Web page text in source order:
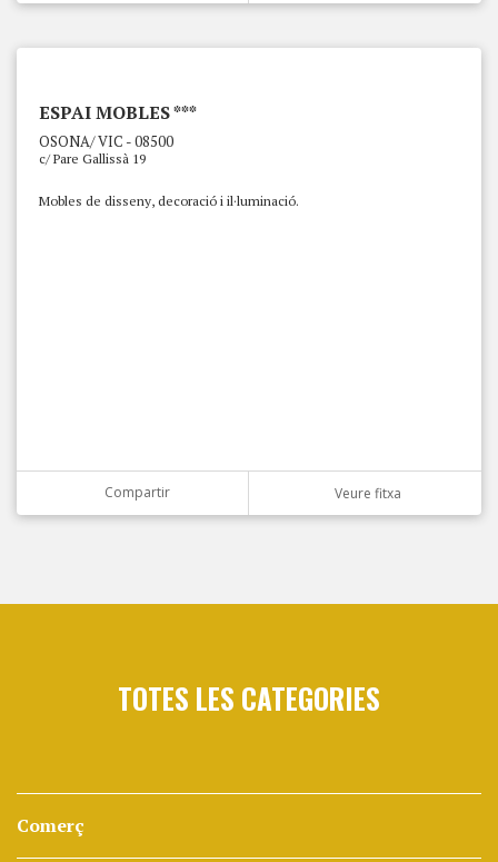
ESPAI MOBLES ***
OSONA/ VIC - 08500
c/ Pare Gallissà 19
Mobles de disseny, decoració i il·luminació.
Compartir Veure fitxa
TOTES LES CATEGORIES
Comerç